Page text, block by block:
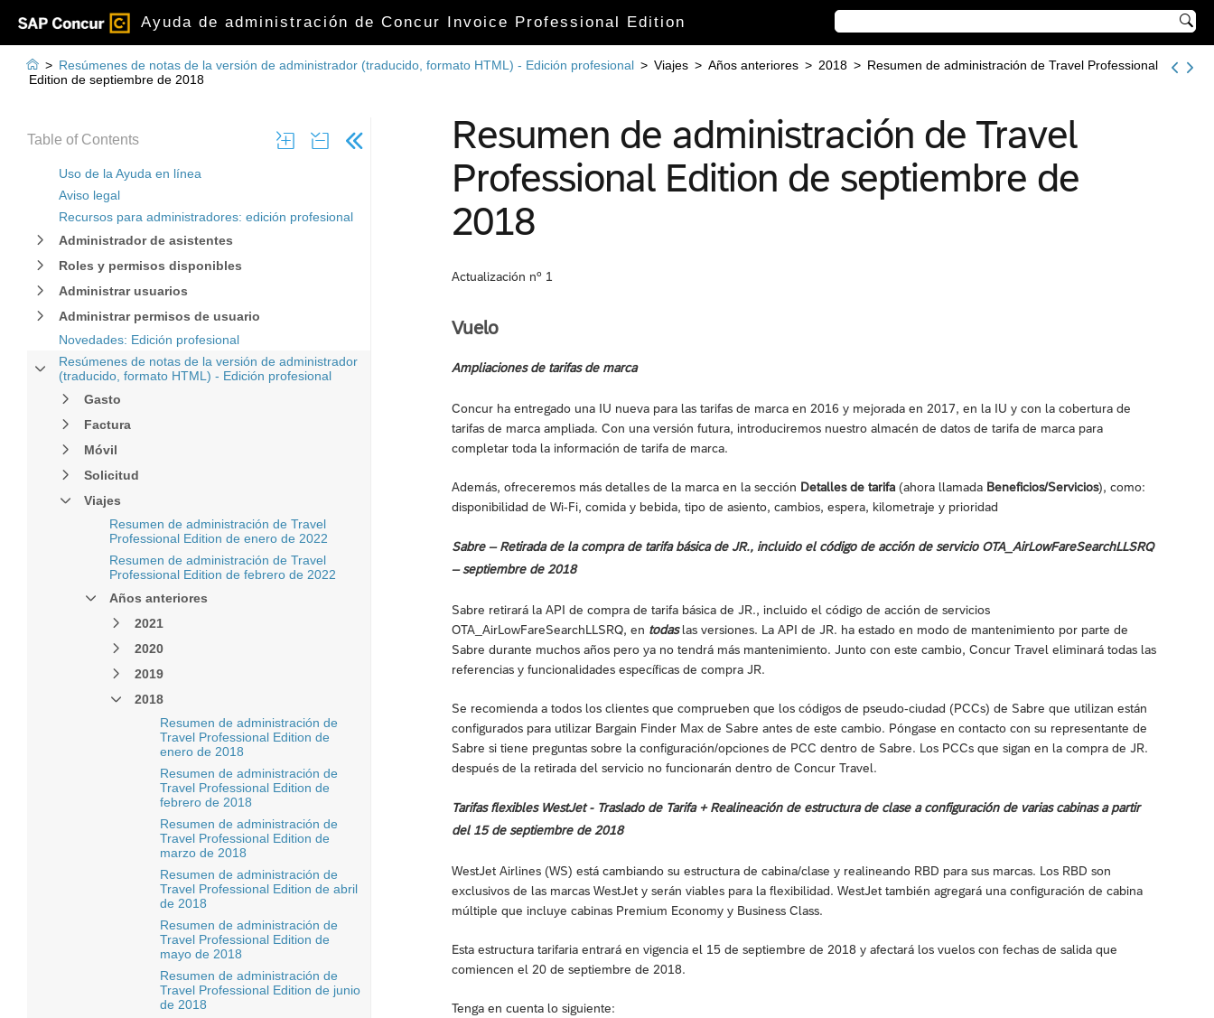
Ayuda de administración de Concur Invoice Professional Edition 
Table of Contents
Uso de la Ayuda en línea
Aviso legal
Recursos para administradores: edición profesional
Administrador de asistentes
Roles y permisos disponibles
Administrar usuarios
Administrar permisos de usuario
Novedades: Edición profesional
Resúmenes de notas de la versión de administrador
(traducido, formato HTML) - Edición profesional
Gasto
Factura
Móvil
Solicitud
Viajes
Resumen de administración de Travel
Professional Edition de enero de 2022
Resumen de administración de Travel
Professional Edition de febrero de 2022
Años anteriores
2021
2020
2019
2018
Resumen de administración de
Travel Professional Edition de
enero de 2018
Resumen de administración de
Travel Professional Edition de
febrero de 2018
Resumen de administración de
Travel Professional Edition de
marzo de 2018
Resumen de administración de
Travel Professional Edition de abril
de 2018
Resumen de administración de
Travel Professional Edition de
mayo de 2018
Resumen de administración de
Travel Professional Edition de junio
de 2018
 > Resúmenes de notas de la versión de administrador (traducido, formato HTML) - Edición profesional > Viajes > Años anteriores > 2018 > Resumen de administración de Travel Professional
Edition de septiembre de 2018
Resumen de administración de Travel
Professional Edition de septiembre de
2018
Actualización nº 1
Vuelo
Ampliaciones de tarifas de marca
Concur ha entregado una IU nueva para las tarifas de marca en 2016 y mejorada en 2017, en la IU y con la cobertura de
tarifas de marca ampliada. Con una versión futura, introduciremos nuestro almacén de datos de tarifa de marca para
completar toda la información de tarifa de marca.
Además, ofreceremos más detalles de la marca en la sección Detalles de tarifa (ahora llamada Beneficios/Servicios), como:
disponibilidad de Wi-Fi, comida y bebida, tipo de asiento, cambios, espera, kilometraje y prioridad
Sabre – Retirada de la compra de tarifa básica de JR., incluido el código de acción de servicio OTA_AirLowFareSearchLLSRQ
– septiembre de 2018
Sabre retirará la API de compra de tarifa básica de JR., incluido el código de acción de servicios
OTA_AirLowFareSearchLLSRQ, en todaslas versiones. La API de JR. ha estado en modo de mantenimiento por parte de
Sabre durante muchos años pero ya no tendrá más mantenimiento. Junto con este cambio, Concur Travel eliminará todas las
referencias y funcionalidades específicas de compra JR.
Se recomienda a todos los clientes que comprueben que los códigos de pseudo-ciudad (PCCs) de Sabre que utilizan están
configurados para utilizar Bargain Finder Max de Sabre antes de este cambio. Póngase en contacto con su representante de
Sabre si tiene preguntas sobre la configuración/opciones de PCC dentro de Sabre. Los PCCs que sigan en la compra de JR.
después de la retirada del servicio no funcionarán dentro de Concur Travel.
Tarifas flexibles WestJet - Traslado de Tarifa + Realineación de estructura de clase a configuración de varias cabinas a partir
del 15 de septiembre de 2018
WestJet Airlines (WS) está cambiando su estructura de cabina/clase y realineando RBD para sus marcas. Los RBD son
exclusivos de las marcas WestJet y serán viables para la flexibilidad. WestJet también agregará una configuración de cabina
múltiple que incluye cabinas Premium Economy y Business Class.
Esta estructura tarifaria entrará en vigencia el 15 de septiembre de 2018 y afectará los vuelos con fechas de salida que
comiencen el 20 de septiembre de 2018.
Tenga en cuenta lo siguiente: